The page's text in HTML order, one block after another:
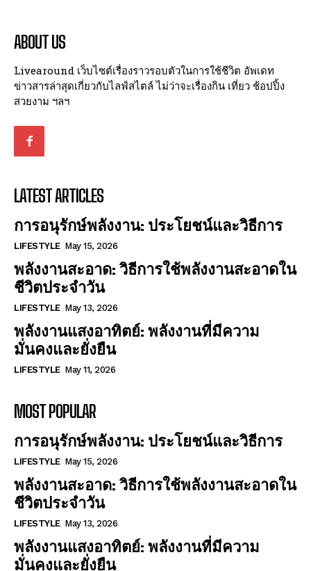
ABOUT US
Livearound เว็บไซต์เรื่องราวรอบตัวในการใช้ชีวิต อัพเดท
ข่าวสารล่าสุดเกี่ยวกับไลฟ์สไตล์ ไม่ว่าจะเรื่องกิน เที่ยว ช้อปปิ้ง
สวยงาม ฯลฯ
LATEST ARTICLES
การอนุรักษ์พลังงาน: ประโยชน์และวิธีการ
LIFESTYLE May 15, 2026
พลังงานสะอาด: วิธีการใช้พลังงานสะอาดใน
ชีวิตประจำวัน
LIFESTYLE May 13, 2026
พลังงานแสงอาทิตย์: พลังงานที่มีความ
มั่นคงและยั่งยืน
LIFESTYLE May 11, 2026
MOST POPULAR
การอนุรักษ์พลังงาน: ประโยชน์และวิธีการ
LIFESTYLE May 15, 2026
พลังงานสะอาด: วิธีการใช้พลังงานสะอาดใน
ชีวิตประจำวัน
LIFESTYLE May 13, 2026
พลังงานแสงอาทิตย์: พลังงานที่มีความ
มั่นคงและยั่งยืน